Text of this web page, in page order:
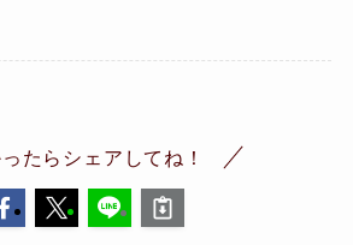
たらシェアしてね！